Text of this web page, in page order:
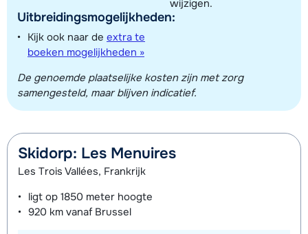
Uitbreidingsmogelijkheden:
Kijk ook naar de extra te
boeken mogelijkheden »
wijzigen.
De genoemde plaatselijke kosten zijn met zorg
samengesteld, maar blijven indicatief.
Skidorp: Les Menuires
Les Trois Vallées, Frankrijk
ligt op 1850 meter hoogte
920 km vanaf Brussel